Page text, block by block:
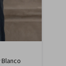
Blanco